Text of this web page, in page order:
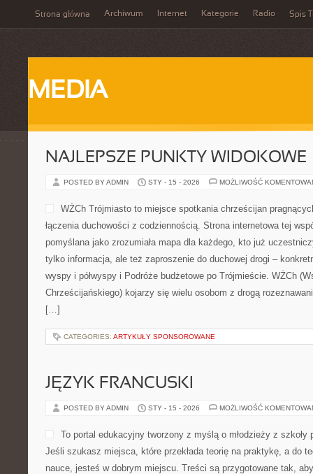
Strona główna Archiwum Internet Kategorie Radio Spis
MEDIA
NAJLEPSZE PUNKTY WIDOKOWE
POSTED BY ADMIN STY - 15 - 2026 MOŻLIWOŚĆ
WŻCh Trójmiasto to miejsce spotkania chrześcijan
łączenia duchowości z codziennością. Strona internetowa tej
pomyślana jako zrozumiała mapa dla każdego, kto już
tylko informacja, ale też zaproszenie do duchowej drogi –
wyspy i półwyspy i Podróże budżetowe po Trójmieście. WŻCh
Chrześcijańskiego) kojarzy się wielu osobom z drogą
[…]
CATEGORIES: ARTYKUŁY SPONSOROWANE
JĘZYK FRANCUSKI
POSTED BY ADMIN STY - 15 - 2026 MOŻLIWOŚĆ
To portal edukacyjny tworzony z myślą o młodzieży z szkoły
Jeśli szukasz miejsca, które przekłada teorię na praktykę, a do
nauce, jesteś w dobrym miejscu. Treści są przygotowane tak,